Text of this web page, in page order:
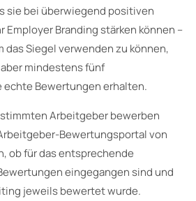
sie bei überwiegend positiven
Employer Branding stärken können –
das Siegel verwenden zu können,
mindestens fünf
Bewertungen erhalten.
Arbeitgeber bewerben
Bewertungsportal von
ob für das entsprechende
eingegangen sind und
jeweils bewertet wurde.